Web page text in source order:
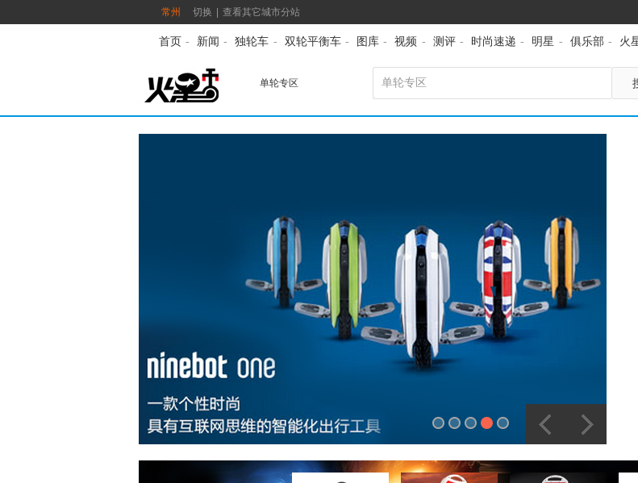
常州 切换 查看其它城市分站
首页 - 新闻 - 独轮车 - 双轮平衡车 - 图库 - 视频 - 测评 - 时尚速递 - 明星 - 俱乐部 - 火
单轮专区